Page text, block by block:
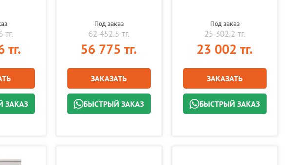
тг.
тг.
ЗАКАЗ
Под заказ
62 452.5 тг.
56 775 тг.
ЗАКАЗАТЬ
БЫСТРЫЙ ЗАКАЗ
Под заказ
25 302.2 тг.
23 002 тг.
ЗАКАЗАТЬ
БЫСТРЫЙ ЗАКАЗ